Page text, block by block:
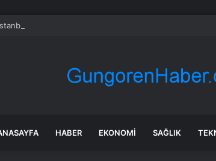
gezisi kabusa döndü! Rus turistten “Welcome to
HABER EKONOMI SAĞLIK